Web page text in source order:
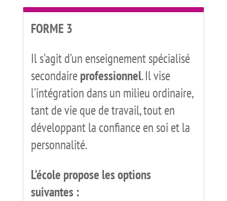
FORME 3
Il s’agit d’un enseignement spécialisé
secondaireprofessionnel. Il vise
l’intégration dans un milieu ordinaire,
tant de vie que de travail, tout en
développant la confiance en soi et la
personnalité.
L’école propose les options
suivantes :